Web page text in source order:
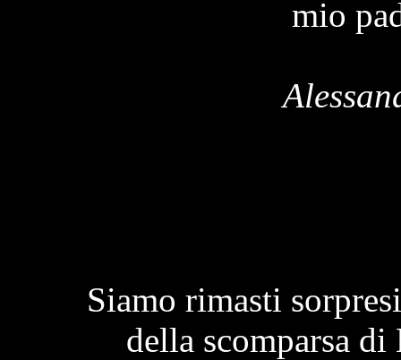
mio
Siamo rimasti
della scomparsa